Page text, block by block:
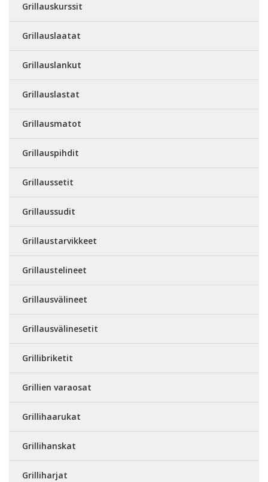
Grillauskurssit
Grillauslaatat
Grillauslankut
Grillauslastat
Grillausmatot
Grillauspihdit
Grillaussetit
Grillaussudit
Grillaustarvikkeet
Grillaustelineet
Grillausvälineet
Grillausvälinesetit
Grillibriketit
Grillien varaosat
Grillihaarukat
Grillihanskat
Grilliharjat